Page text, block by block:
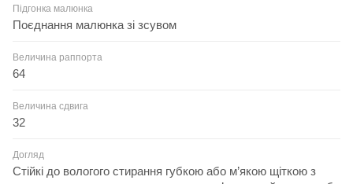
Підгонка малюнка
Поєднання малюнка зі зсувом
Величина раппорта
64
Величина сдвига
32
Догляд
Стійкі до вологого стирання губкою або м’якою щіткою з